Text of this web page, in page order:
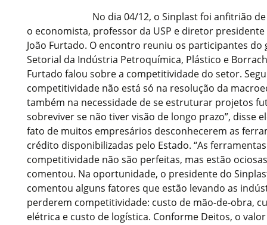
No dia 04/12, o Sinplast foi anfitrião
o economista, professor da USP e diretor
João Furtado. O encontro reuniu os participantes
Setorial da Indústria Petroquímica, Plástico e
Furtado falou sobre a competitividade do setor.
competitividade não está só na resolução da
também na necessidade de se estruturar projetos
sobreviver se não tiver visão de longo prazo”, disse
fato de muitos empresários desconhecerem as
crédito disponibilizadas pelo Estado. “As
competitividade não são perfeitas, mas estão
comentou. Na oportunidade, o presidente do
comentou alguns fatores que estão levando as
perderem competitividade: custo de mão-de-obra,
elétrica e custo de logística. Conforme Deitos, o